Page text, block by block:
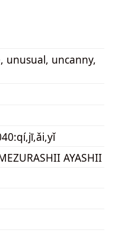
unusual, uncanny,
AYASHII